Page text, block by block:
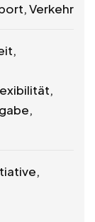
Verkehr